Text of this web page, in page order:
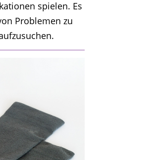
spielen. Es
Problemen zu